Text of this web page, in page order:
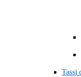
Tassi